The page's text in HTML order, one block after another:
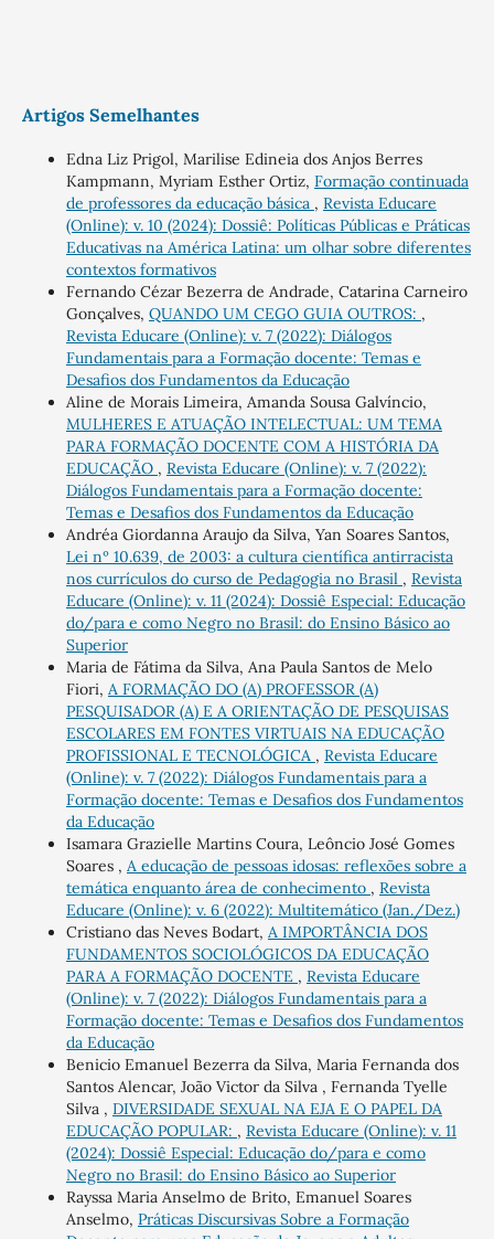
Artigos Semelhantes
Edna Liz Prigol, Marilise Edineia dos Anjos Berres
Kampmann, Myriam Esther Ortiz, Formação continuada
de professores da educação básica , Revista Educare
(Online): v. 10 (2024): Dossiê: Políticas Públicas e Práticas
Educativas na América Latina: um olhar sobre diferentes
contextos formativos
Fernando Cézar Bezerra de Andrade, Catarina Carneiro
Gonçalves, QUANDO UM CEGO GUIA OUTROS: ,
Revista Educare (Online): v. 7 (2022): Diálogos
Fundamentais para a Formação docente: Temas e
Desafios dos Fundamentos da Educação
Aline de Morais Limeira, Amanda Sousa Galvíncio,
MULHERES E ATUAÇÃO INTELECTUAL: UM TEMA
PARA FORMAÇÃO DOCENTE COM A HISTÓRIA DA
EDUCAÇÃO , Revista Educare (Online): v. 7 (2022):
Diálogos Fundamentais para a Formação docente:
Temas e Desafios dos Fundamentos da Educação
Andréa Giordanna Araujo da Silva, Yan Soares Santos,
Lei nº 10.639, de 2003: a cultura científica antirracista
nos currículos do curso de Pedagogia no Brasil , Revista
Educare (Online): v. 11 (2024): Dossiê Especial: Educação
do/para e como Negro no Brasil: do Ensino Básico ao
Superior
Maria de Fátima da Silva, Ana Paula Santos de Melo
Fiori, A FORMAÇÃO DO (A) PROFESSOR (A)
PESQUISADOR (A) E A ORIENTAÇÃO DE PESQUISAS
ESCOLARES EM FONTES VIRTUAIS NA EDUCAÇÃO
PROFISSIONAL E TECNOLÓGICA , Revista Educare
(Online): v. 7 (2022): Diálogos Fundamentais para a
Formação docente: Temas e Desafios dos Fundamentos
da Educação
Isamara Grazielle Martins Coura, Leôncio José Gomes
Soares , A educação de pessoas idosas: reflexões sobre a
temática enquanto área de conhecimento , Revista
Educare (Online): v. 6 (2022): Multitemático (Jan./Dez.)
Cristiano das Neves Bodart, A IMPORTÂNCIA DOS
FUNDAMENTOS SOCIOLÓGICOS DA EDUCAÇÃO
PARA A FORMAÇÃO DOCENTE , Revista Educare
(Online): v. 7 (2022): Diálogos Fundamentais para a
Formação docente: Temas e Desafios dos Fundamentos
da Educação
Benicio Emanuel Bezerra da Silva, Maria Fernanda dos
Santos Alencar, João Victor da Silva , Fernanda Tyelle
Silva , DIVERSIDADE SEXUAL NA EJA E O PAPEL DA
EDUCAÇÃO POPULAR: , Revista Educare (Online): v. 11
(2024): Dossiê Especial: Educação do/para e como
Negro no Brasil: do Ensino Básico ao Superior
Rayssa Maria Anselmo de Brito, Emanuel Soares
Anselmo, Práticas Discursivas Sobre a Formação